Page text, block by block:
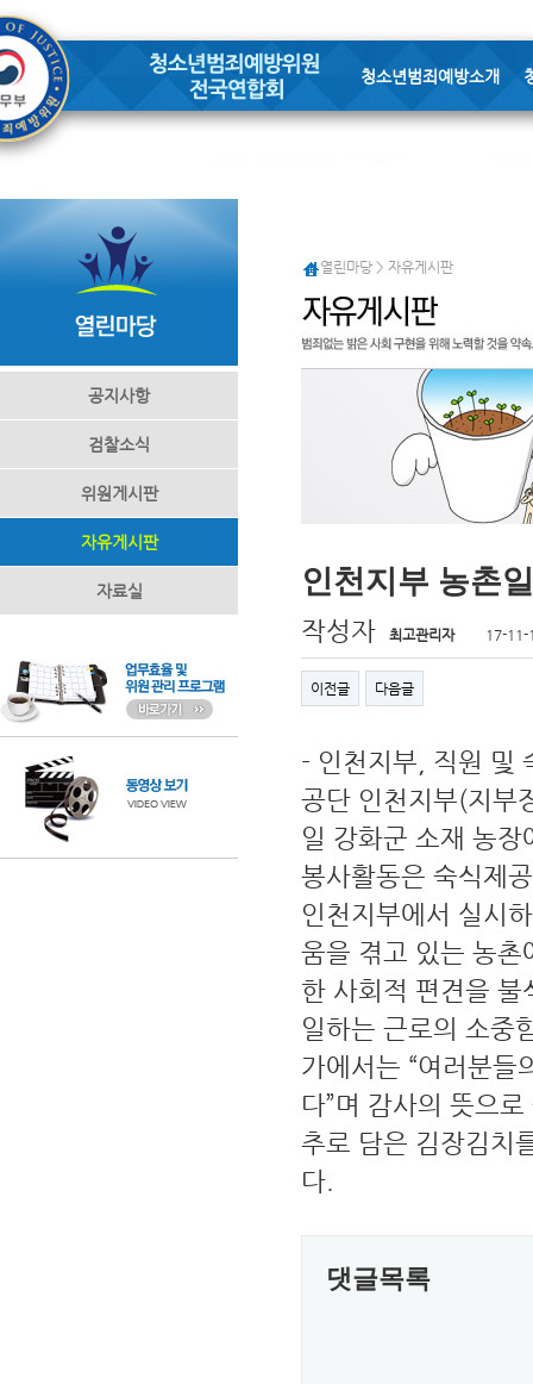
청소년범죄예방소개
공지사항
검찰소식
위원게시판
자유게시판
자료실
열린마당 > 자유게시판
인천지부 농촌
작성자 최고관리자 17-11-
이전글 다음글
- 인천지부, 직원 및
공단 인천지부(지부
일 강화군 소재 농
봉사활동은 숙식제
인천지부에서 실시
움을 겪고 있는 농촌
한 사회적 편견을
일하는 근로의 소중
가에서는 “여러분들
다”며 감사의 뜻으
추로 담은 김장김치
다.
댓글목록